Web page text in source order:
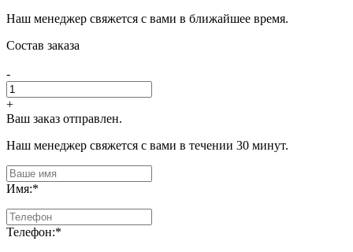
Наш менеджер свяжется с вами в ближайшее время.
Состав заказа
-
+
Ваш заказ отправлен.
Наш менеджер свяжется с вами в течении 30 минут.
Имя:*
Телефон:*